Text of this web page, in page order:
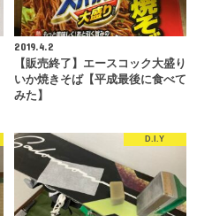
2019.4.2
【販売終了】エースコック大盛り
いか焼きそば【平成最後に食べて
みた】
D.I.Y